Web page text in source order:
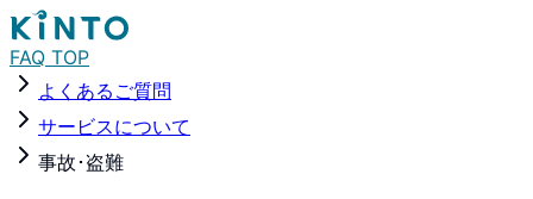
FAQ TOP
よくあるご質問
サービスについて
事故･盗難